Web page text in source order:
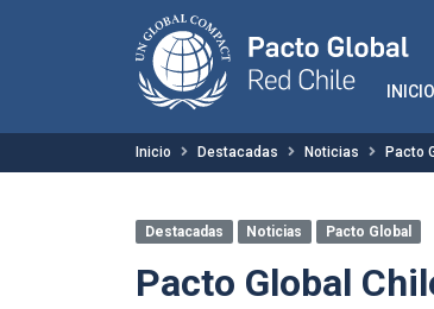
INICIO
Inicio Destacadas Noticias Pacto
Destacadas Noticias Pacto Global
Pacto Global